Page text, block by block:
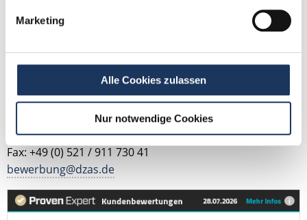
Marketing
Alle Cookies zulassen
Nur notwendige Cookies
finden. Bei Fragen rund um Ihre Bewerbung oder
unsere Stellenangebote: Melden Sie sich einfach!
Jetzt zur kostenlosen Stellenanfrage
Kontakt
Tel.: +49 (0) 521 / 911 730 42
Fax: +49 (0) 521 / 911 730 41
bewerbung@dzas.de